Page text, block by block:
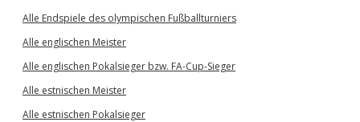
Alle Endspiele des olympischen Fußballturniers
Alle englischen Meister
Alle englischen Pokalsieger bzw. FA-Cup-Sieger
Alle estnischen Meister
Alle estnischen Pokalsieger